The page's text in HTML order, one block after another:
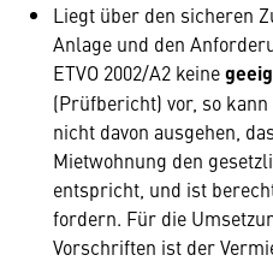
Liegt über den sicheren
Anlage und den
ETVO 2002/A2 keine
(Prüfbericht) vor, so
nicht davon ausgehen,
Mietwohnung den
entspricht, und ist
fordern. Für die
Vorschriften ist der